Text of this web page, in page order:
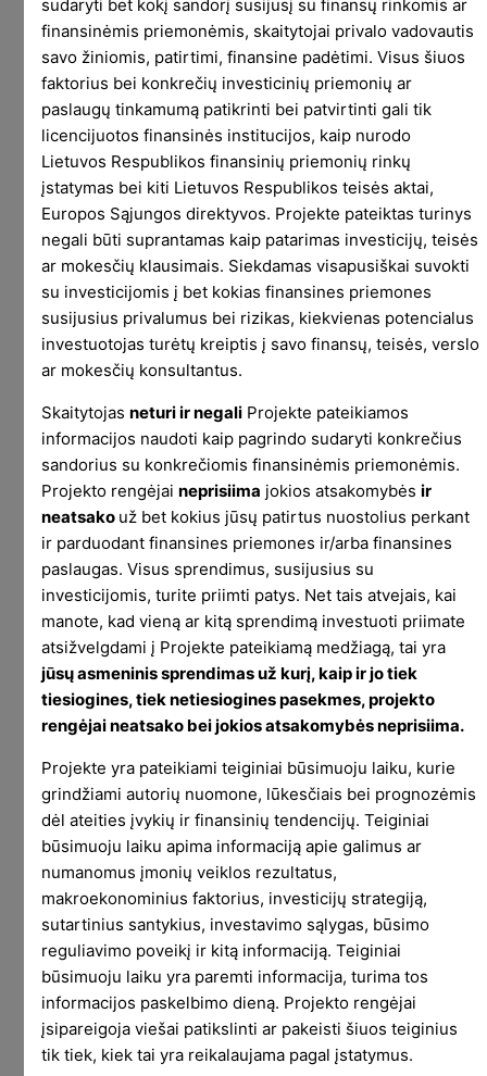
Nors šitos dvi linijos tūkstančio žodžių nevertos,
jos gerai parodo skitumus tarp strategijų. Esminis
jų – buy and hold strategija generuoja daug
grąžos, kai aktyvo vertė labai kyla. Taip pat,
generuoja normaliai nuostolio, kai aktyvo vertė
normaliai krenta. Įžvalgu ?
Įžvalgiau nei gali pasirodyti iš pirmo žvilgsnio.
Daugelis investuotojų labai dažnai vertina tik
galutinį rezultatą. Nors realiai galutinis
konkretaus veiksmo rezultatas yra beveik
nesvarbus. Pavienių atvejų rezultatai nėra
reikšmingi. Reikšminga tik tai, kaip buvo gautas
rezultatas. Nes sėkmės pakartoti neįmanoma.
Tuo tarpu iš statistiškai veikiančios strategijos
eurus drožti galima nuolat.
Va ir įžvalga. Va ir skirtumas.
Jei ne lapkričio pabaigoje stebėtas NRZ augimas,
pasirinkimo sandorių prekyba būtų sugeneravusi
būtų sugeneravęs 0%. Pasirinkimo sandorių
prekybai nereikia kainos pokyčių. Nereikia laukti
dienos, kuomet tavo pasirinktas aktyvas šoks
10% į viršų (taip ir 5 metus gali prie ekrano
rymoti). Užtenka tik rasti norinčių pirkti tavo
parduodamus pasirinkimo sandorius už tau
tinkamą kainą.
Aišku, prekyba opcionais turi ir minusų. Nes
prekyba pasirinkimo sandoriais generuoja beveik
fiksuotą grąžą, priklausomai nuo tikėtino aktyvo
sudaryti bet kokį sandorį susijusį su finansų rinkomis ar
finansinėmis priemonėmis, skaitytojai privalo vadovautis
savo žiniomis, patirtimi, finansine padėtimi. Visus šiuos
faktorius bei konkrečių investicinių priemonių ar
paslaugų tinkamumą patikrinti bei patvirtinti gali tik
licencijuotos finansinės institucijos, kaip nurodo
Lietuvos Respublikos finansinių priemonių rinkų
įstatymas bei kiti Lietuvos Respublikos teisės aktai,
Europos Sąjungos direktyvos. Projekte pateiktas turinys
negali būti suprantamas kaip patarimas investicijų, teisės
ar mokesčių klausimais. Siekdamas visapusiškai suvokti
su investicijomis į bet kokias finansines priemones
susijusius privalumus bei rizikas, kiekvienas potencialus
investuotojas turėtų kreiptis į savo finansų, teisės, verslo
ar mokesčių konsultantus.
Skaitytojasneturi ir negali Projekte pateikiamos
informacijos naudoti kaip pagrindo sudaryti konkrečius
sandorius su konkrečiomis finansinėmis priemonėmis.
Projekto rengėjaineprisiima jokios atsakomybėsir
neatsako už bet kokius jūsų patirtus nuostolius perkant
ir parduodant finansines priemones ir/arba finansines
paslaugas. Visus sprendimus, susijusius su
investicijomis, turite priimti patys. Net tais atvejais, kai
manote, kad vieną ar kitą sprendimą investuoti priimate
atsižvelgdami į Projekte pateikiamą medžiagą, tai yra
jūsų asmeninis sprendimas už kurį, kaip ir jo tiek
tiesiogines, tiek netiesiogines pasekmes, projekto
rengėjai neatsako bei jokios atsakomybės neprisiima.
Projekte yra pateikiami teiginiai būsimuoju laiku, kurie
grindžiami autorių nuomone, lūkesčiais bei prognozėmis
dėl ateities įvykių ir finansinių tendencijų. Teiginiai
būsimuoju laiku apima informaciją apie galimus ar
numanomus įmonių veiklos rezultatus,
makroekonominius faktorius, investicijų strategiją,
sutartinius santykius, investavimo sąlygas, būsimo
reguliavimo poveikį ir kitą informaciją. Teiginiai
būsimuoju laiku yra paremti informacija, turima tos
informacijos paskelbimo dieną. Projekto rengėjai
įsipareigoja viešai patikslinti ar pakeisti šiuos teiginius
tik tiek, kiek tai yra reikalaujama pagal įstatymus.